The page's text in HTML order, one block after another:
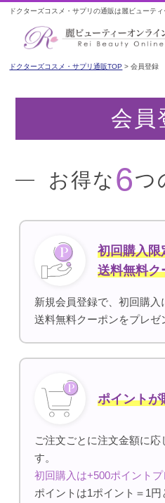
ドクターズコスメ・サプリの通販は麗ビューテ
ドクターズコスメ・サプリ通販TOP 会員登録
会員
お得な 6つ
初回購入限
送料無料ク
新規会員登録で、初回購入
送料無料クーポンをプレゼ
ポイントが
ご注文ごとに注文金額に応
す。
初回購入は+500ポイントプ
ポイントは1ポイント＝1